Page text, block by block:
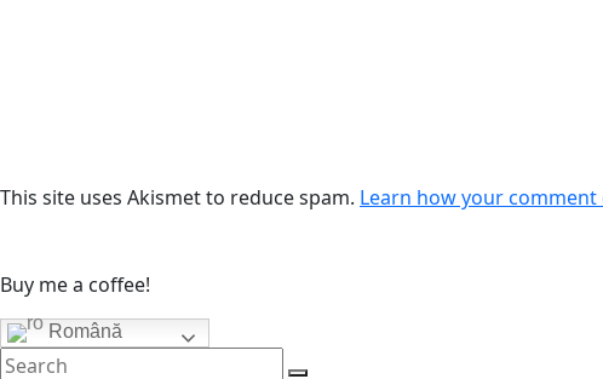
This site uses Akismet to reduce spam. Learn how your comment
Buy me a coffee!
Română